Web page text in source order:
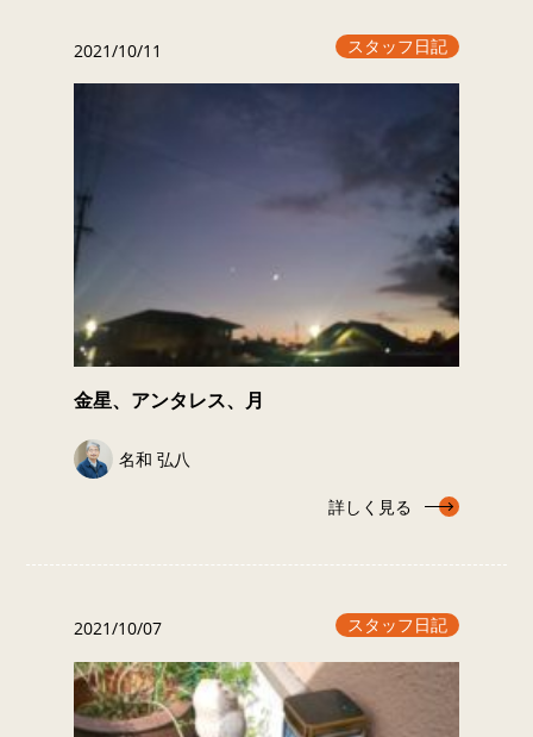
2021/10/11 スタッフ日記
金星、アンタレス、月
名和 弘八
詳しく見る
2021/10/07 スタッフ日記